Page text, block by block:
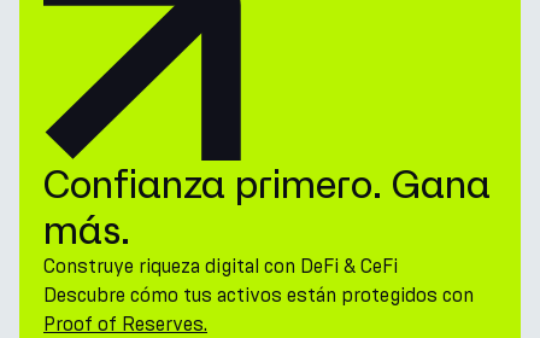
Confianza primero. Gana
más.
Construye riqueza digital con DeFi & CeFi
Descubre cómo tus activos están protegidos con
Proof of Reserves.